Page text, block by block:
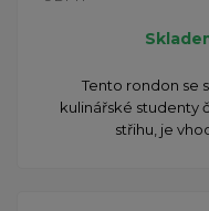
Tento rondon se
kulinářské studenty
střihu, je